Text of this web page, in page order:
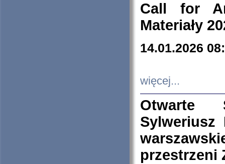
Call for
Materiały
14.01.2026
więcej...
Otwarte
Sylweriusz
przestrzeni